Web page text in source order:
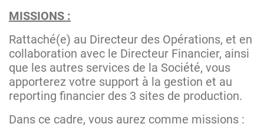
MISSIONS :
Rattaché(e) au Directeur des Opérations, et en
collaboration avec le Directeur Financier, ainsi
que les autres services de la Société, vous
apporterez votre support à la gestion et au
reporting financier des 3 sites de production.
Dans ce cadre, vous aurez comme missions :